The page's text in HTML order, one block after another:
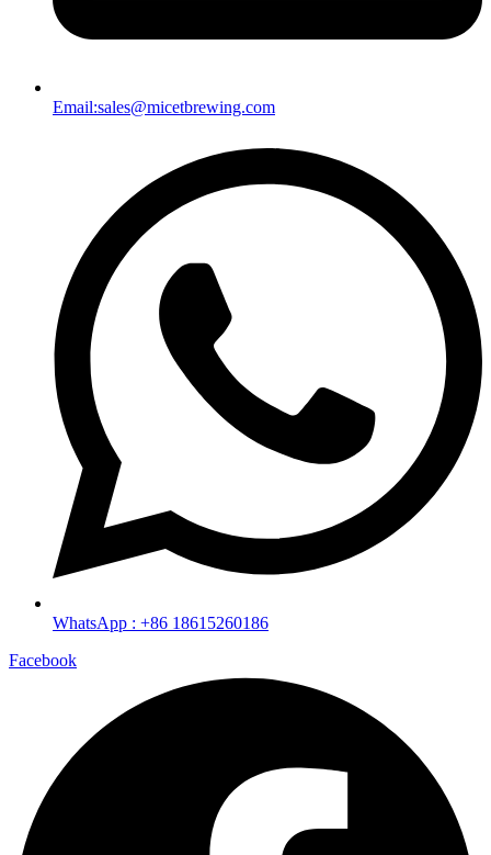
Email:sales@micetbrewing.com
WhatsApp : +86 18615260186
Facebook